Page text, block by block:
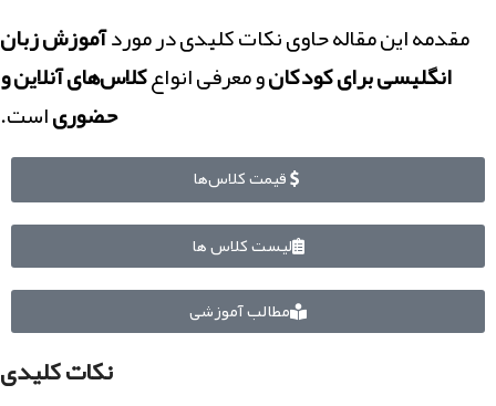
مقدمه این مقاله حاوی نکات کلیدی در موردآموزش زبان
انگلیسی برای کودکانو معرفی انواعکلاس‌های آنلاین و
حضوریاست.
قیمت کلاس‌ها
لیست کلاس ها
مطالب آموزشی
نکات کلیدی